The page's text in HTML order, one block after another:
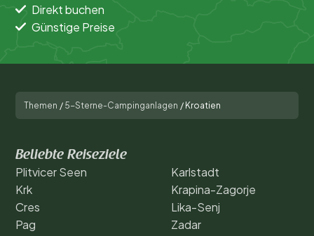
Direkt buchen
Günstige Preise
Themen / 5-Sterne-Campinganlagen / Kroatien
Beliebte Reiseziele
Plitvicer Seen
Krk
Cres
Pag
Karlstadt
Krapina-Zagorje
Lika-Senj
Zadar